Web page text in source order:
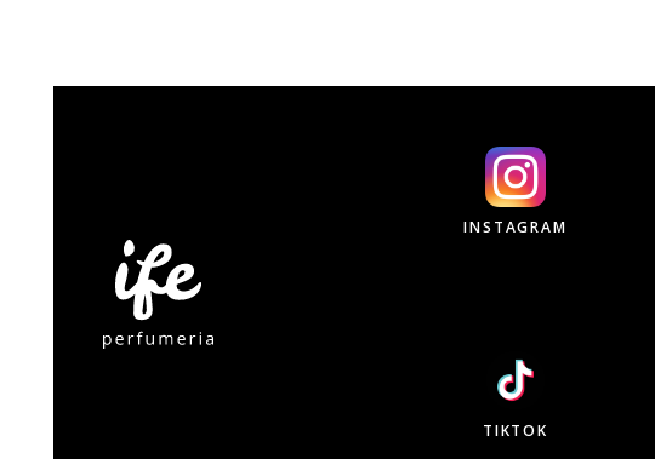
INSTAGRAM
TIKTOK